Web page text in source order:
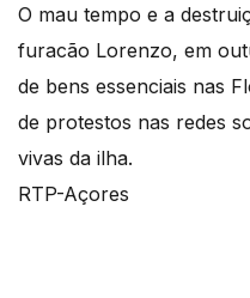
O mau tempo e a
furacão Lorenzo, em
de bens essenciais nas
de protestos nas redes
vivas da ilha.
RTP-Açores